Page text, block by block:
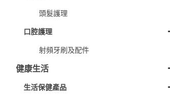
頭髮護理
口腔護理
射頻牙刷及配件
健康生活
生活保健產品